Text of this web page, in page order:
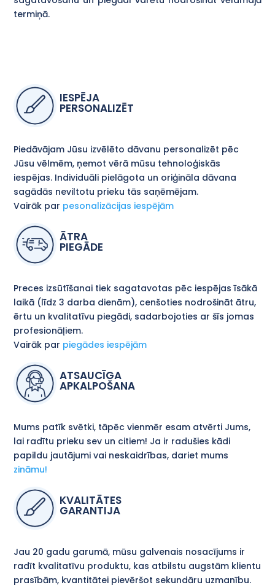
termiņā.
IESPĒJA
PERSONALIZĒT
Piedāvājam Jūsu izvēlēto dāvanu personalizēt pēc
Jūsu vēlmēm, ņemot vērā mūsu tehnoloģiskās
iespējas. Individuāli pielāgota un oriģināla dāvana
sagādās neviltotu prieku tās saņēmējam.
Vairāk par pesonalizācijas iespējām
ĀTRA
PIEGĀDE
Preces izsūtīšanai tiek sagatavotas pēc iespējas īsākā
laikā (līdz 3 darba dienām), cenšoties nodrošināt ātru,
ērtu un kvalitatīvu piegādi, sadarbojoties ar šīs jomas
profesionāļiem.
Vairāk par piegādes iespējām
ATSAUCĪGA
APKALPOŠANA
Mums patīk svētki, tāpēc vienmēr esam atvērti Jums,
lai radītu prieku sev un citiem! Ja ir radušies kādi
papildu jautājumi vai neskaidrības, dariet mums
zināmu!
KVALITĀTES
GARANTIJA
Jau 20 gadu garumā, mūsu galvenais nosacījums ir
radīt kvalitatīvu produktu, kas atbilstu augstām klientu
prasībām, kvantitātei pievēršot sekundāru uzmanību.